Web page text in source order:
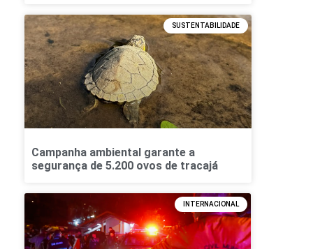
SUSTENTABILIDADE
Campanha ambiental garante a
segurança de 5.200 ovos de tracajá
INTERNACIONAL